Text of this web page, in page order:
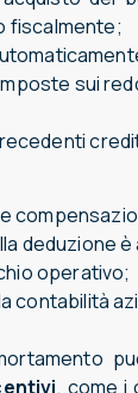
fiscalmente;
sui
deduzione
operativo;
contabilità
, come i